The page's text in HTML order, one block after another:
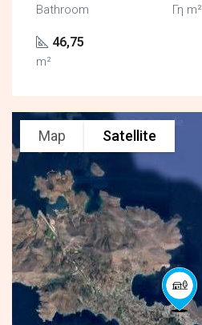
Bathroom Γη m²
46,75
m²
Map Satellite